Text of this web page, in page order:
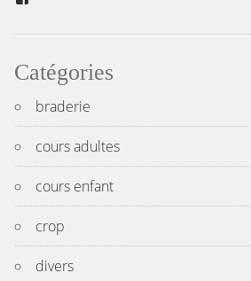
Catégories
braderie
cours adultes
cours enfant
crop
divers